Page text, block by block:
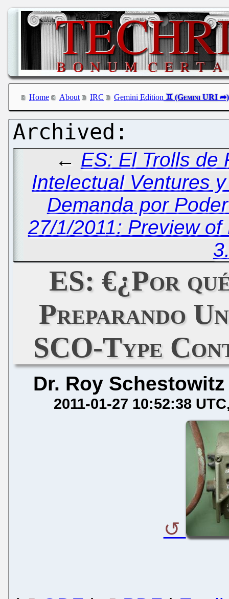
Home About IRC Gemini Edition
← ES: El Trolls de
Intelectual Ventures
Demanda por
27/1/2011: Preview
ES: €¿Por
Preparando
SCO-Type
Dr. Roy Schestowitz
2011-01-27 10:52:38 UTC